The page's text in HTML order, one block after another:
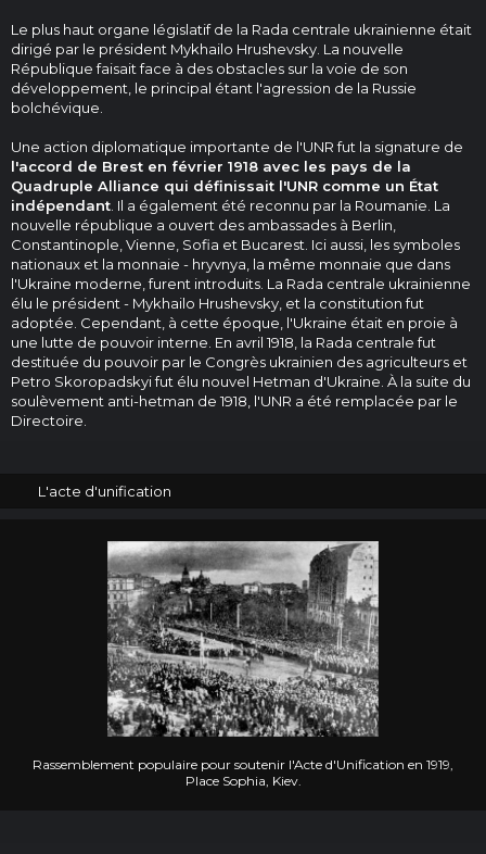
Le plus haut organe législatif de la Rada centrale ukrainienne était
dirigé par le président Mykhailo Hrushevsky. La nouvelle
République faisait face à des obstacles sur la voie de son
développement, le principal étant l'agression de la Russie
bolchévique.
Une action diplomatique importante de l'UNR fut la signature de
l'accord de Brest en février 1918 avec les pays de la
Quadruple Alliance qui définissait l'UNR comme un État
indépendant . Il a également été reconnu par la Roumanie. La
nouvelle république a ouvert des ambassades à Berlin,
Constantinople, Vienne, Sofia et Bucarest. Ici aussi, les symboles
nationaux et la monnaie - hryvnya, la même monnaie que dans
l'Ukraine moderne, furent introduits. La Rada centrale ukrainienne
élu le président - Mykhailo Hrushevsky, et la constitution fut
adoptée. Cependant, à cette époque, l'Ukraine était en proie à
une lutte de pouvoir interne. En avril 1918, la Rada centrale fut
destituée du pouvoir par le Congrès ukrainien des agriculteurs et
Petro Skoropadskyi fut élu nouvel Hetman d'Ukraine. À la suite du
soulèvement anti-hetman de 1918, l'UNR a été remplacée par le
Directoire.
L'acte d'unification
Rassemblement populaire pour soutenir l'Acte d'Unification en 1919,
Place Sophia, Kiev.